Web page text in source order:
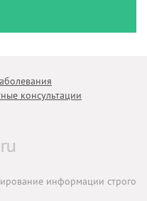
консультации
информации строго